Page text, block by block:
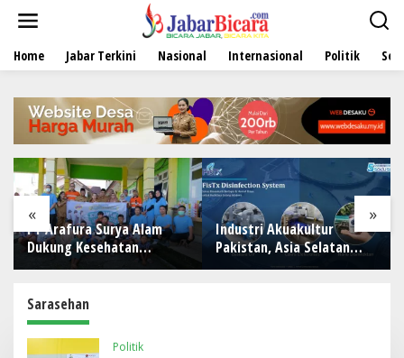
t
Home Jabar Terkini Nasional Internasional Politik
« »
PT Arafura Surya Alam
Dukung Kesehatan
Masyarakat Lewat
Kotabunan
Industri Akuakultur
Pakistan, Asia Selatan
hingga Timur Tengah
Sarasehan
Politik